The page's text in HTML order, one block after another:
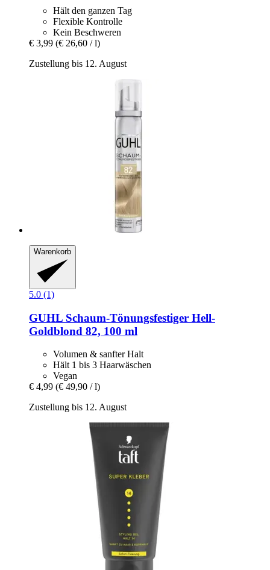
Hält den ganzen Tag
Flexible Kontrolle
Kein Beschweren
€ 3,99 (€ 26,60 / l)
Zustellung bis 12. August
Warenkorb
5.0 (1)
GUHL Schaum-​Tönungsfestiger Hell-​
Goldblond 82, 100 ml
Volumen & sanfter Halt
Hält 1 bis 3 Haarwäschen
Vegan
€ 4,99 (€ 49,90 / l)
Zustellung bis 12. August